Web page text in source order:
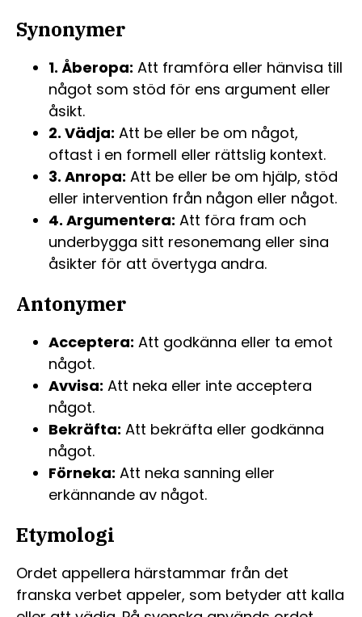
Synonymer
1. Åberopa: Att framföra eller hänvisa till
något som stöd för ens argument eller
åsikt.
2. Vädja: Att be eller be om något,
oftast i en formell eller rättslig kontext.
3. Anropa: Att be eller be om hjälp, stöd
eller intervention från någon eller något.
4. Argumentera: Att föra fram och
underbygga sitt resonemang eller sina
åsikter för att övertyga andra.
Antonymer
Acceptera: Att godkänna eller ta emot
något.
Avvisa: Att neka eller inte acceptera
något.
Bekräfta: Att bekräfta eller godkänna
något.
Förneka: Att neka sanning eller
erkännande av något.
Etymologi
Ordet appellera härstammar från det
franska verbet appeler, som betyder att kalla